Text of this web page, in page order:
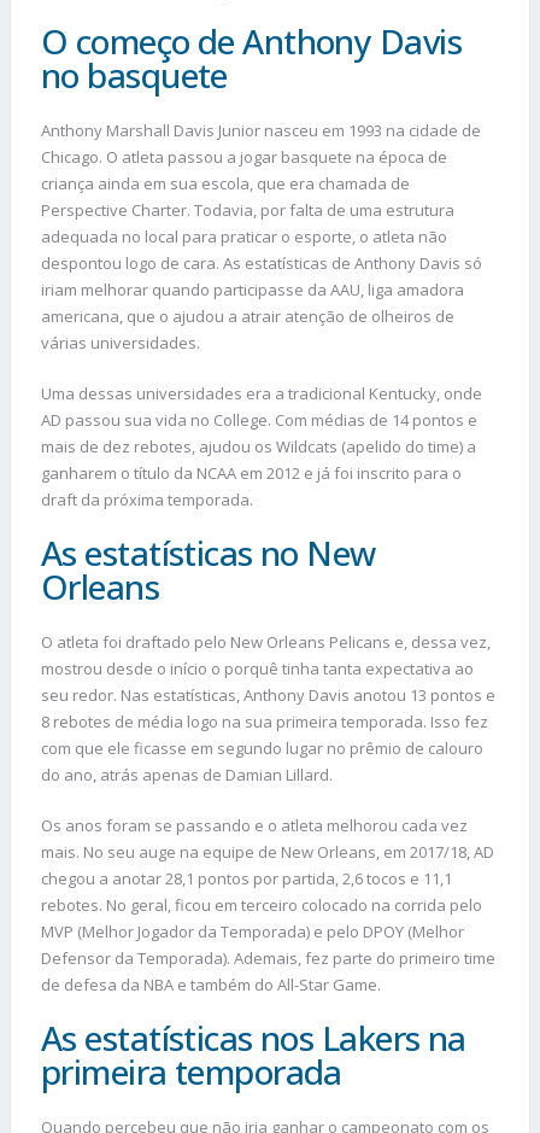
O começo de Anthony Davis
no basquete
Anthony Marshall Davis Junior nasceu em 1993 na cidade de
Chicago. O atleta passou a jogar basquete na época de
criança ainda em sua escola, que era chamada de
Perspective Charter. Todavia, por falta de uma estrutura
adequada no local para praticar o esporte, o atleta não
despontou logo de cara. As estatísticas de Anthony Davis só
iriam melhorar quando participasse da AAU, liga amadora
americana, que o ajudou a atrair atenção de olheiros de
várias universidades.
Uma dessas universidades era a tradicional Kentucky, onde
AD passou sua vida no College. Com médias de 14 pontos e
mais de dez rebotes, ajudou os Wildcats (apelido do time) a
ganharem o título da NCAA em 2012 e já foi inscrito para o
draft da próxima temporada.
As estatísticas no New
Orleans
O atleta foi draftado pelo New Orleans Pelicans e, dessa vez,
mostrou desde o início o porquê tinha tanta expectativa ao
seu redor. Nas estatísticas, Anthony Davis anotou 13 pontos e
8 rebotes de média logo na sua primeira temporada. Isso fez
com que ele ficasse em segundo lugar no prêmio de calouro
do ano, atrás apenas de Damian Lillard.
Os anos foram se passando e o atleta melhorou cada vez
mais. No seu auge na equipe de New Orleans, em 2017/18, AD
chegou a anotar 28,1 pontos por partida, 2,6 tocos e 11,1
rebotes. No geral, ficou em terceiro colocado na corrida pelo
MVP (Melhor Jogador da Temporada) e pelo DPOY (Melhor
Defensor da Temporada). Ademais, fez parte do primeiro time
de defesa da NBA e também do All-Star Game.
As estatísticas nos Lakers na
primeira temporada
Quando percebeu que não iria ganhar o campeonato com os